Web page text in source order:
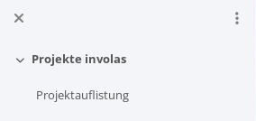
Einklappen
Projekte involas
Projektauflistung